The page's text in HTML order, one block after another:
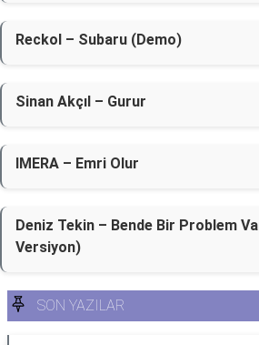
Reckol – Subaru (Demo)
Sinan Akçıl – Gurur
IMERA – Emri Olur
Deniz Tekin – Bende Bir Problem
Versiyon)
SON YAZILAR